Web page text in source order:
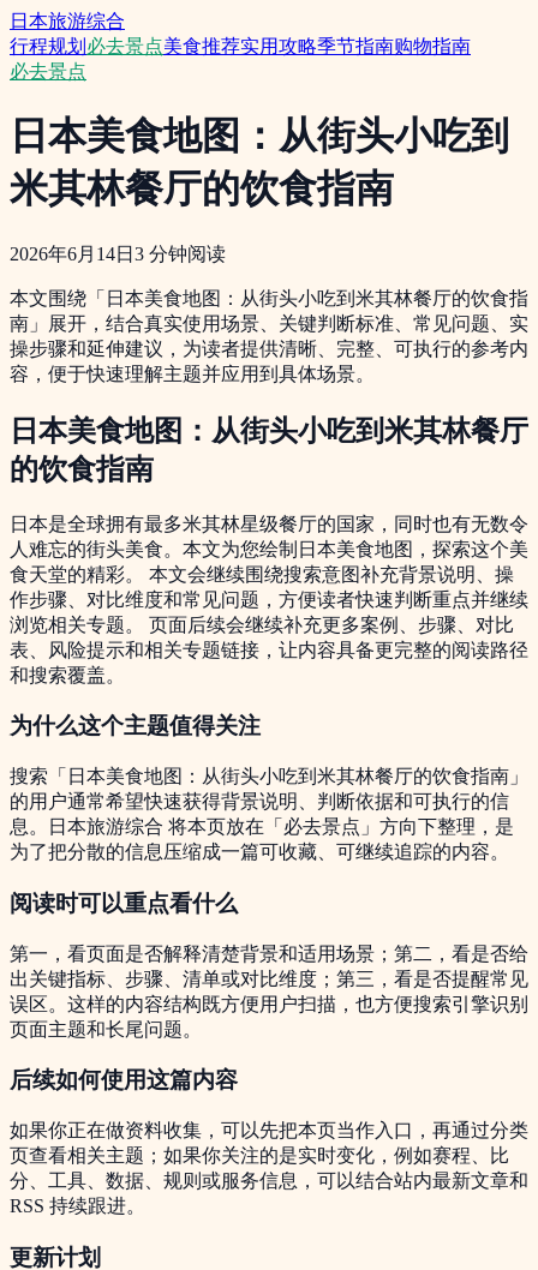
日本旅游综合
行程规划 必去景点美食推荐实用攻略季节指南购物指南
必去景点
日本美食地图：从街头小吃到
米其林餐厅的饮食指南
2026年6月14日 3 分钟阅读
本文围绕「日本美食地图：从街头小吃到米其林餐厅的饮食指
南」展开，结合真实使用场景、关键判断标准、常见问题、实
操步骤和延伸建议，为读者提供清晰、完整、可执行的参考内
容，便于快速理解主题并应用到具体场景。
日本美食地图：从街头小吃到米其林餐厅
的饮食指南
日本是全球拥有最多米其林星级餐厅的国家，同时也有无数令
人难忘的街头美食。本文为您绘制日本美食地图，探索这个美
食天堂的精彩。 本文会继续围绕搜索意图补充背景说明、操
作步骤、对比维度和常见问题，方便读者快速判断重点并继续
浏览相关专题。 页面后续会继续补充更多案例、步骤、对比
表、风险提示和相关专题链接，让内容具备更完整的阅读路径
和搜索覆盖。
为什么这个主题值得关注
搜索「日本美食地图：从街头小吃到米其林餐厅的饮食指南」
的用户通常希望快速获得背景说明、判断依据和可执行的信
息。日本旅游综合 将本页放在「必去景点」方向下整理，是
为了把分散的信息压缩成一篇可收藏、可继续追踪的内容。
阅读时可以重点看什么
第一，看页面是否解释清楚背景和适用场景；第二，看是否给
出关键指标、步骤、清单或对比维度；第三，看是否提醒常见
误区。这样的内容结构既方便用户扫描，也方便搜索引擎识别
页面主题和长尾问题。
后续如何使用这篇内容
如果你正在做资料收集，可以先把本页当作入口，再通过分类
页查看相关主题；如果你关注的是实时变化，例如赛程、比
分、工具、数据、规则或服务信息，可以结合站内最新文章和
RSS 持续跟进。
更新计划